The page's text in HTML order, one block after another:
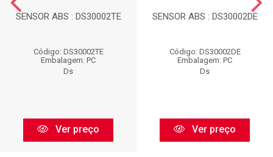
SENSOR ABS : DS30002TE
Código: DS30002TE
Embalagem: PC
Ds
Ver preço
SENSOR ABS : DS30002DE
Código: DS30002DE
Embalagem: PC
Ds
Ver preço